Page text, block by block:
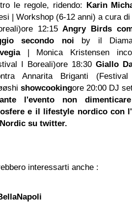
le regole, ridendo: Karin
| Workshop (6-12 anni) a cura
ore 12:15Angry Birds
secondo noi by il
| Monica Kristensen
I Boreali)ore 18:30 Giallo
Annarita Briganti
showcookingore 20:00 DJ
l'evento non
e il lifestyle nordico con
su twitter.
interessarti anche :